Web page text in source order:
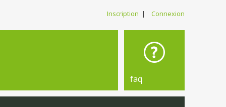
Inscription | Connexion
faq